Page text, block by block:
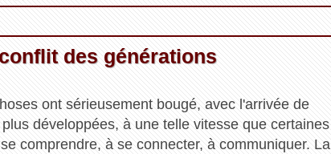
des générations
ont sérieusement bougé, avec l'arrivée de
développées, à une telle vitesse que certaines
comprendre, à se connecter, à communiquer. La